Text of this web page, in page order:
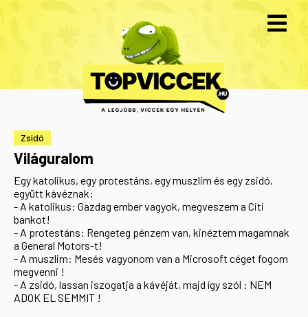
Zsidó
Világuralom
Egy katolikus, egy protestáns, egy muszlim és egy zsidó,
együtt kávéznak:
- A katolikus: Gazdag ember vagyok, megveszem a Citi
bankot!
- A protestáns: Rengeteg pénzem van, kinéztem magamnak
a General Motors-t!
- A muszlim: Mesés vagyonom van a Microsoft céget fogom
megvenni !
- A zsidó, lassan iszogatja a kávéját, majd így szól : NEM
ADOK EL SEMMIT !